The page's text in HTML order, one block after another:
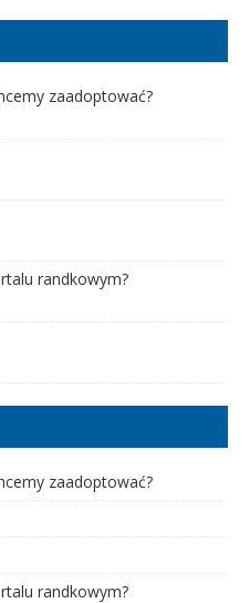
zaadoptować?
randkowym?
zaadoptować?
randkowym?